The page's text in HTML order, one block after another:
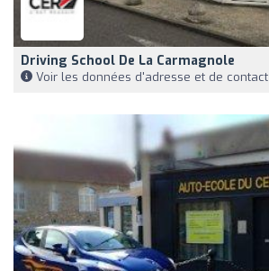
Driving School De La Carmagnole
Voir les données d'adresse et de contact